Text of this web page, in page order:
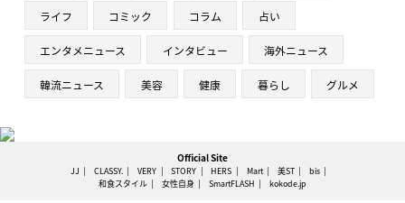
ライフ コミック コラム 占い
エンタメニュース インタビュー 海外ニュース
韓流ニュース 美容 健康 暮らし グルメ
Official Site
JJ CLASSY. VERY STORY HERS Mart 美ST
bis
和食スタイル
女性自身 SmartFLASH kokode.jp